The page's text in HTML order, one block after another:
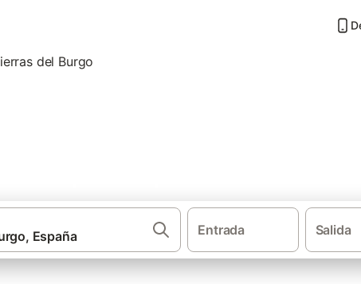
Entrada Salida